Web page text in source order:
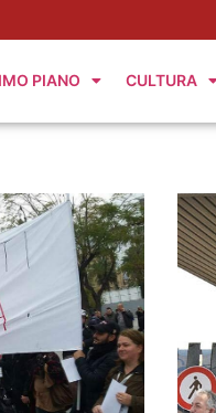
PIANO CULTURA